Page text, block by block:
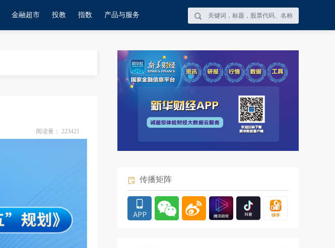
金融超市 投教 指数 产品与服务
阅读量： 223421
传播矩阵